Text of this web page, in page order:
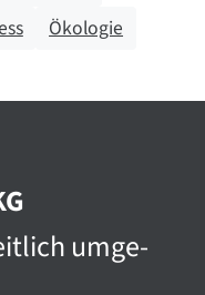
Ökologie
umge­